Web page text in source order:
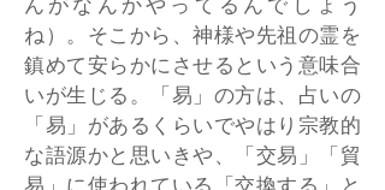
んがなんかやってるんでしょう
ね）。そこから、神様や先祖の霊を
鎮めて安らかにさせるという意味合
いが生じる。「易」の方は、占いの
「易」があるくらいでやはり宗教的
な語源かと思いきや、「交易」「貿